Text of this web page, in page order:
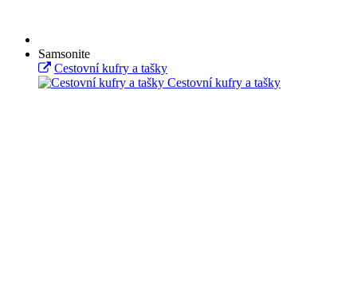
Samsonite
Cestovní kufry a tašky
Cestovní kufry a tašky